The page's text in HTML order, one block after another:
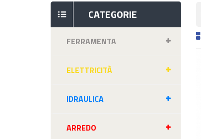
CATEGORIE
FERRAMENTA
ELETTRICITÀ
IDRAULICA
ARREDO